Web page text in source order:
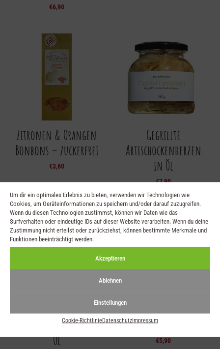
Um dir ein optimales Erlebnis zu bieten, verwenden wir Technologien wie
Cookies, um Geräteinformationen zu speichern und/oder darauf zuzugreifen.
Wenn du diesen Technologien zustimmst, können wir Daten wie das
Surfverhalten oder eindeutige IDs auf dieser Website verarbeiten. Wenn du deine
Zustimmung nicht erteilst oder zurückziehst, können bestimmte Merkmale und
Funktionen beeinträchtigt werden.
Akzeptieren
Ablehnen
Einstellungen
Cookie-RichtlinieDatenschutzImpressum
€6,90
Zitronen & Orangen
Bonbons – zuckerfrei
€3,60
Gegrillte
Artischockenherzen
in Öl
€7,90
Gegrillte
Gemüsemischung in
Öl
Gegrillte Paprikafilets
in Öl
€5,90